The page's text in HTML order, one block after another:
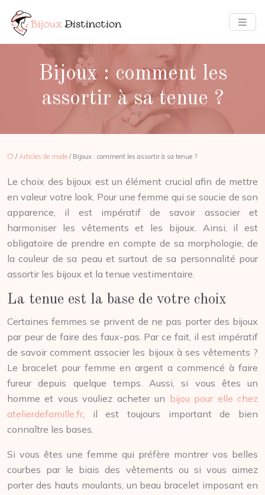
Bijoux : comment les
assortir à sa tenue ?
/Articles de mode / Bijoux : comment les assortir à sa tenue ?
Le choix des bijoux est un élément crucial afin de mettre
en valeur votre look. Pour une femme qui se soucie de son
apparence, il est impératif de savoir associer et
harmoniser les vêtements et les bijoux. Ainsi, il est
obligatoire de prendre en compte de sa morphologie, de
la couleur de sa peau et surtout de sa personnalité pour
assortir les bijoux et la tenue vestimentaire.
La tenue est la base de votre choix
Certaines femmes se privent de ne pas porter des bijoux
par peur de faire des faux-pas. Par ce fait, il est impératif
de savoir comment associer les bijoux à ses vêtements ?
Le bracelet pour femme en argent a commencé à faire
fureur depuis quelque temps. Aussi, si vous êtes un
homme et vous vouliez acheter un bijou pour elle chez
atelierdefamille.fr, il est toujours important de bien
connaître les bases.
Si vous êtes une femme qui préfère montrer vos belles
courbes par le biais des vêtements ou si vous aimez
porter des hauts moulants, un beau bracelet imposant en